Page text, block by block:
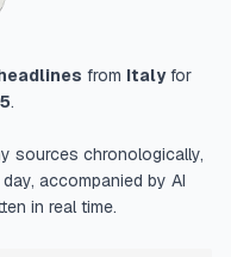
from Italyfor
.
sources chronologically,
accompanied by AI
in real time.